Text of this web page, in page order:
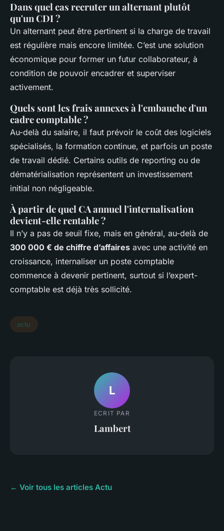
Dans quel cas recruter un alternant plutôt
qu'un CDI ?
Un alternant peut être pertinent si la charge de travail
est régulière mais encore limitée. C’est une solution
économique pour former un futur collaborateur, à
condition de pouvoir encadrer et superviser
activement.
Quels sont les frais annexes à l'embauche d'un
cadre comptable ?
Au-delà du salaire, il faut prévoir le coût des logiciels
spécialisés, la formation continue, et parfois un poste
de travail dédié. Certains outils de reporting ou de
dématérialisation représentent un investissement
initial non négligeable.
À partir de quel CA annuel l'internalisation
devient-elle rentable ?
Il n’y a pas de seuil fixe, mais en général, au-delà de
300 000 € de chiffre d’affaires avec une activité en
croissance, internaliser un poste comptable
commence à devenir pertinent, surtout si l’expert-
comptable est déjà très sollicité.
actu
L
ECRIT PAR
Lambert
← Voir tous les articles Actu